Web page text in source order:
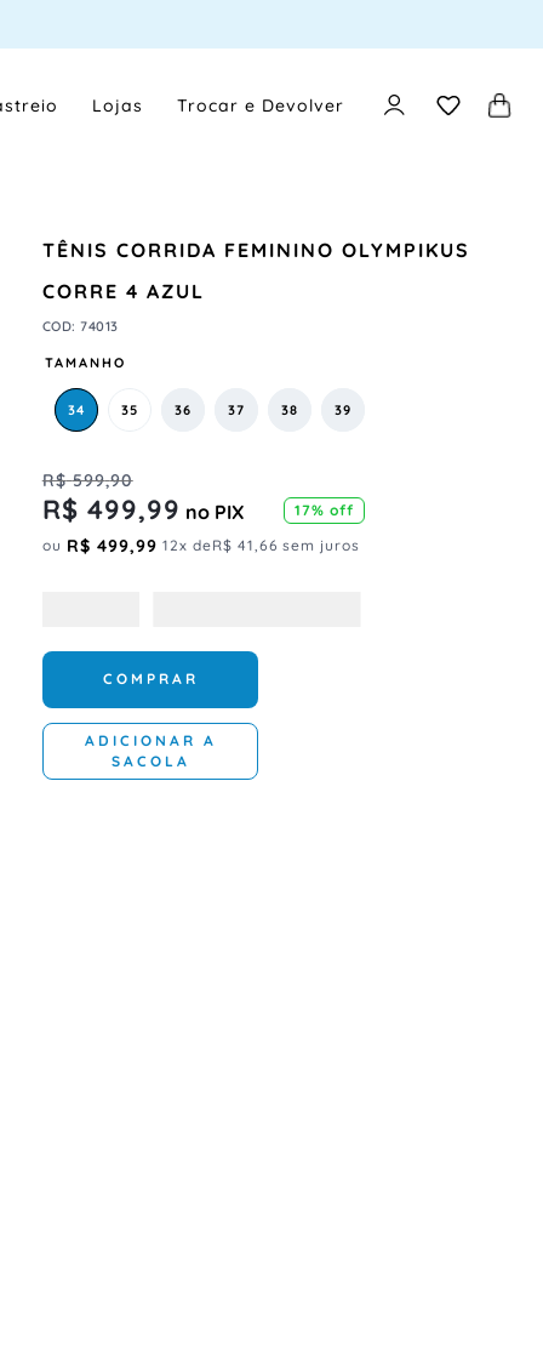
Lojas Trocar e Devolver
TÊNIS CORRIDA FEMININO OLYMPIKUS
CORRE 4 AZUL
COD:74013
TAMANHO
34 35 36 37 38 39
R$ 599,90
R$ 499,99 no PIX 17% off
ou R$ 499,99 12x deR$ 41,66 sem juros
COMPRAR
ADICIONAR A
SACOLA